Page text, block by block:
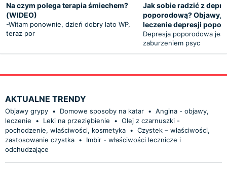
Na czym polega terapia śmiechem?
(WIDEO)
-Witam ponownie, dzień dobry lato WP,
teraz por
Jak sobie radzić z
poporodową? Objawy,
leczenie depresji
Depresja poporodowa
zaburzeniem psyc
AKTUALNE TRENDY
Objawy grypy • Domowe sposoby na katar • Angina - objawy,
leczenie
• Leki na przeziębienie • Olej z czarnuszki -
pochodzenie, właściwości, kosmetyka • Czystek – właściwości,
zastosowanie czystka •
Imbir - właściwości lecznicze i
odchudzające